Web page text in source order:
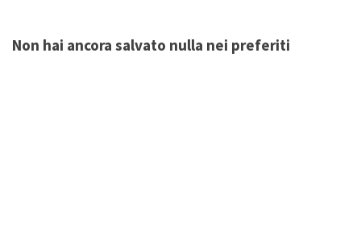
Non hai ancora salvato nulla nei preferiti